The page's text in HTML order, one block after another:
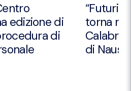
edizione di
di
“Futuri
torna
Calabria
di